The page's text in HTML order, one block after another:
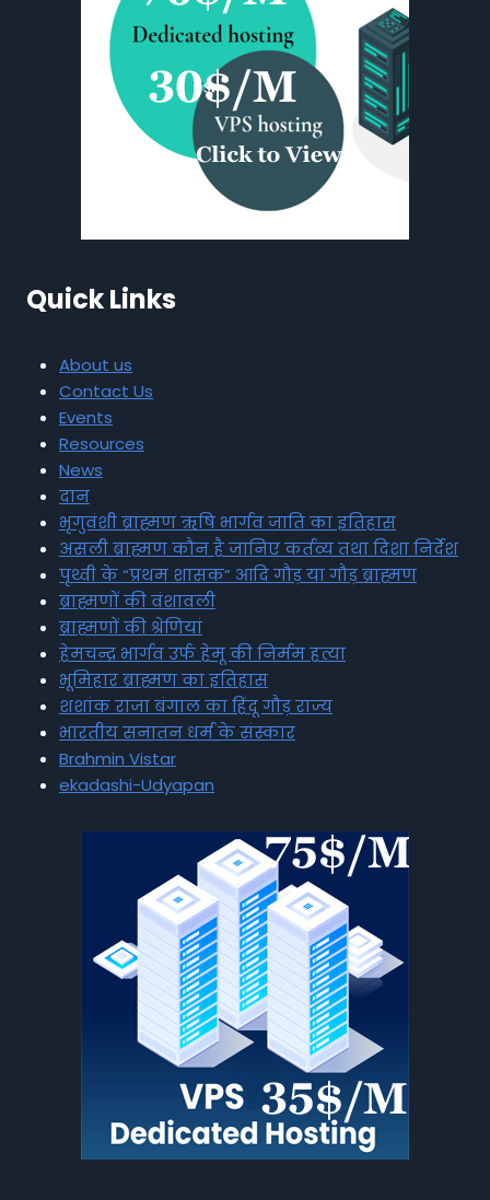
Quick Links
About us
Contact Us
Events
Resources
News
दान
भृगुवंशी ब्राह्मण ऋषि भार्गव जाति का इतिहास
असली ब्राह्मण कौन है जानिए कर्तव्य तथा दिशा निर्देश
पृथ्वी के “प्रथम शासक” आदि गौड़ या गौड़ ब्राह्मण
ब्राह्मणों की वंशावली
ब्राह्मणों की श्रेणियां
हेमचन्द्र भार्गव उर्फ हेमू की निर्मम हत्या
भूमिहार ब्राह्मण का इतिहास
शशांक राजा बंगाल का हिंदू गौड़ राज्य
भारतीय सनातन धर्म के संस्कार
Brahmin Vistar
ekadashi-Udyapan